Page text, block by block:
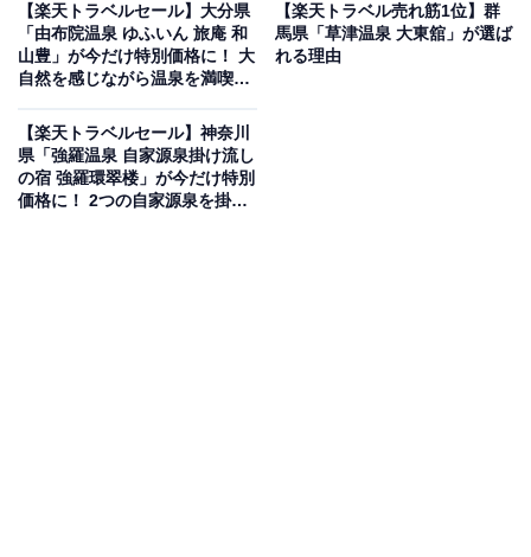
楽天トラベルでホテルを見る
この宿泊施設のおすすめポイントは？
【楽天トラベルセール】大分県
「由布院温泉 ゆふいん 旅庵 和
山豊」が今だけ特別価格に！ 大
自然を感じながら温泉を満喫で
【楽天トラベル売れ筋1位】群
馬県「草津温泉 大東舘」が選ば
れる理由
【楽天トラベルセール】神奈川
県「強羅温泉 自家源泉掛け流し
の宿 強羅環翠楼」が今だけ特別
価格に！ 2つの自家源泉を掛け